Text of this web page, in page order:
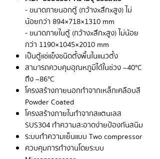
- ขนาดภายนอกตู้ (กว้างxลึกxสูง) ไม่
น้อยกว่า 894×718×1310 mm
- ขนาดภายในตู้ (กว้างxลึกxสูง) ไม่น้อย
กว่า 1190×1045×2010 mm
เป็นตู้แช่แข็งชนิดตั้งพื้นในแนวตั้ง
สามารถควบคุมอุณหภูมิได้ในช่วง –40°C
ถึง –86°C
โครงสร้างภายนอกทำจากเหล็กเคลือบสี
Powder Coated
โครงสร้างภายในทำจากสแตนเลส
SUS304 ทำความสะอาดง่ายป้องกันสนิม
ระบบทำความเย็นแบบ Two compressor
ควบคุมการทำงานโดยระบบ